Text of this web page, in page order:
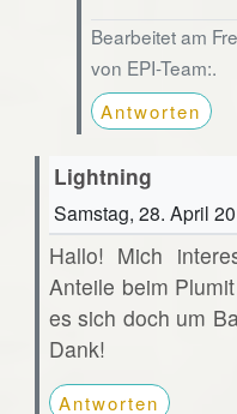
Bearbeitet am
von EPI-Team:.
Antworten
Lightning
Samstag, 28. April
Hallo! Mich
Anteile beim
es sich doch um
Dank!
Antworten